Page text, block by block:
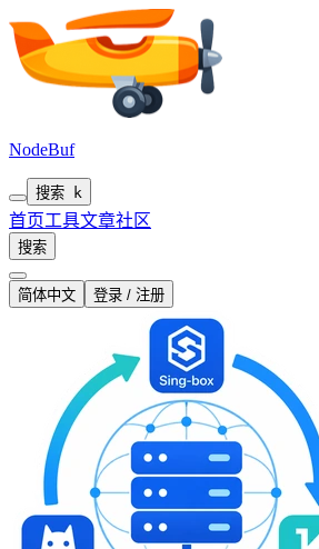
NodeBuf
搜索 k
首页工具文章社区
搜索
简体中文 登录 / 注册